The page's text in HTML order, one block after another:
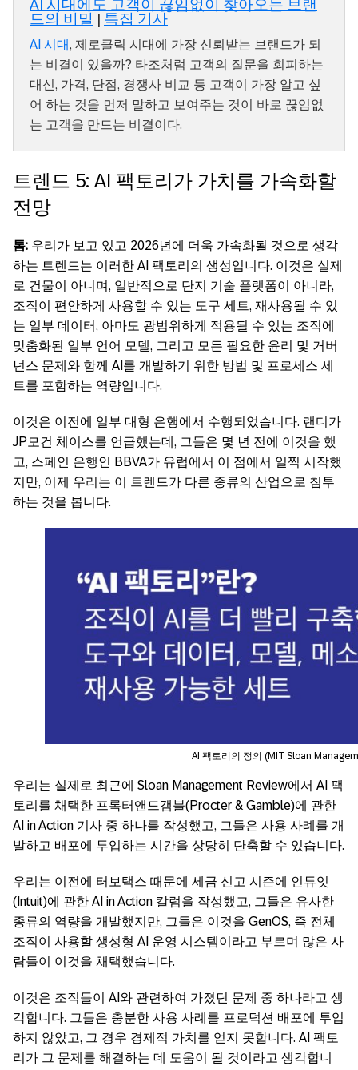
AI 시대에도 고객이 끊임없이 찾아오는 브랜
드의 비밀 | 특집 기사
AI 시대, 제로클릭 시대에 가장 신뢰받는 브랜드가 되
는 비결이 있을까? 타조처럼 고객의 질문을 회피하는
대신, 가격, 단점, 경쟁사 비교 등 고객이 가장 알고 싶
어 하는 것을 먼저 말하고 보여주는 것이 바로 끊임없
는 고객을 만드는 비결이다.
트렌드 5: AI 팩토리가 가치를 가속화할
전망
톰: 우리가 보고 있고 2026년에 더욱 가속화될 것으로 생각
하는 트렌드는 이러한 AI 팩토리의 생성입니다. 이것은 실제
로 건물이 아니며, 일반적으로 단지 기술 플랫폼이 아니라,
조직이 편안하게 사용할 수 있는 도구 세트, 재사용될 수 있
는 일부 데이터, 아마도 광범위하게 적용될 수 있는 조직에
맞춤화된 일부 언어 모델, 그리고 모든 필요한 윤리 및 거버
넌스 문제와 함께 AI를 개발하기 위한 방법 및 프로세스 세
트를 포함하는 역량입니다.
이것은 이전에 일부 대형 은행에서 수행되었습니다. 랜디가
JP모건 체이스를 언급했는데, 그들은 몇 년 전에 이것을 했
고, 스페인 은행인 BBVA가 유럽에서 이 점에서 일찍 시작했
지만, 이제 우리는 이 트렌드가 다른 종류의 산업으로 침투
하는 것을 봅니다.
AI 팩토리의 정의 (MIT Sloan
우리는 실제로 최근에 Sloan Management Review에서 AI 팩
토리를 채택한 프록터앤드갬블(Procter & Gamble)에 관한
AI in Action 기사 중 하나를 작성했고, 그들은 사용 사례를 개
발하고 배포에 투입하는 시간을 상당히 단축할 수 있습니다.
우리는 이전에 터보택스 때문에 세금 신고 시즌에 인튜잇
(Intuit)에 관한 AI in Action 칼럼을 작성했고, 그들은 유사한
종류의 역량을 개발했지만, 그들은 이것을 GenOS, 즉 전체
조직이 사용할 생성형 AI 운영 시스템이라고 부르며 많은 사
람들이 이것을 채택했습니다.
이것은 조직들이 AI와 관련하여 가졌던 문제 중 하나라고 생
각합니다. 그들은 충분한 사용 사례를 프로덕션 배포에 투입
하지 않았고, 그 경우 경제적 가치를 얻지 못합니다. AI 팩토
리가 그 문제를 해결하는 데 도움이 될 것이라고 생각합니